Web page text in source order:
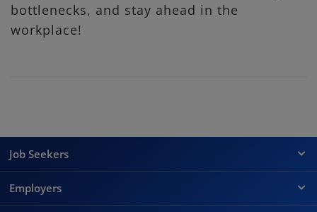
bottlenecks, and stay ahead in the
workplace!
Job Seekers
Employers